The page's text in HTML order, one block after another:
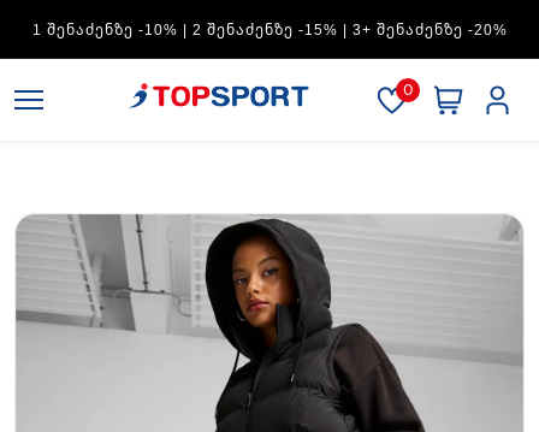
1 ᲨᲔᲜᲐᲫᲔᲜᲖᲔ -10% | 2 ᲨᲔᲜᲐᲫᲔᲜᲖᲔ -15% | 3+ ᲨᲔᲜᲐᲫᲔᲜᲖᲔ -20%
0